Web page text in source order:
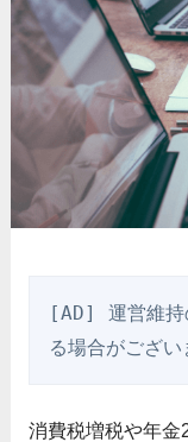
[AD] 運営維持
る場合がござ
消費税増税や年金